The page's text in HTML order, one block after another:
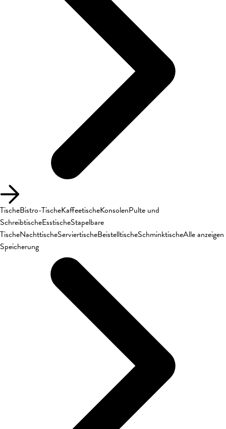
TischeBistro-TischeKaffeetischeKonsolenPulte und
SchreibtischeEsstischeStapelbare
TischeNachttischeServiertischeBeistelltischeSchminktischeAlle anzeigen
Speicherung